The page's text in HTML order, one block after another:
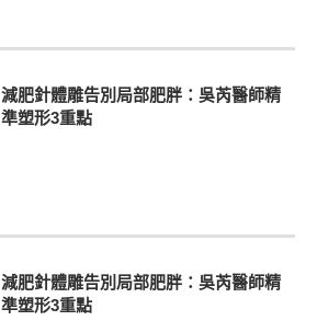
減肥針體雕告別局部肥胖：吳芮醫師精
準塑形3重點
減肥針體雕告別局部肥胖：吳芮醫師精
準塑形3重點